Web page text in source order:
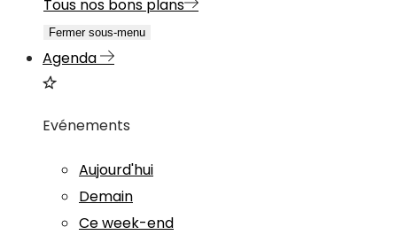
Tous nos bons plans
Fermer sous-menu
Agenda
Evénements
Aujourd'hui
Demain
Ce week-end